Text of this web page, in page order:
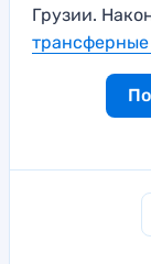
Грузии.
трансферные